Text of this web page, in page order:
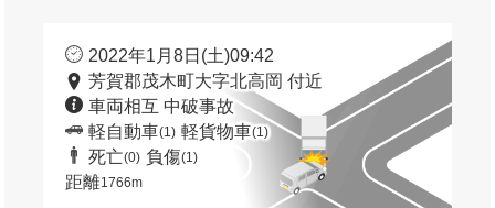
2022年1月8日(土)09:42
芳賀郡茂木町大字北高岡 付近
車両相互 中破事故
軽自動車(1) 軽貨物車(1)
死亡(0) 負傷(1)
距離1766m